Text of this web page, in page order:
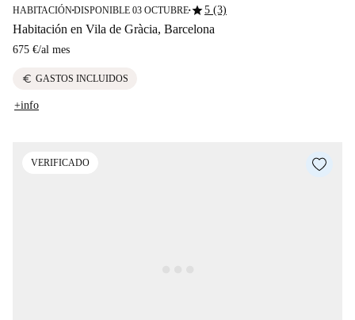
HABITACIÓN■DISPONIBLE 03 OCTUBRE■star5 (3)
Habitación en Vila de Gràcia, Barcelona
675 €/al mes
euro GASTOS INCLUIDOS
+info
VERIFICADO